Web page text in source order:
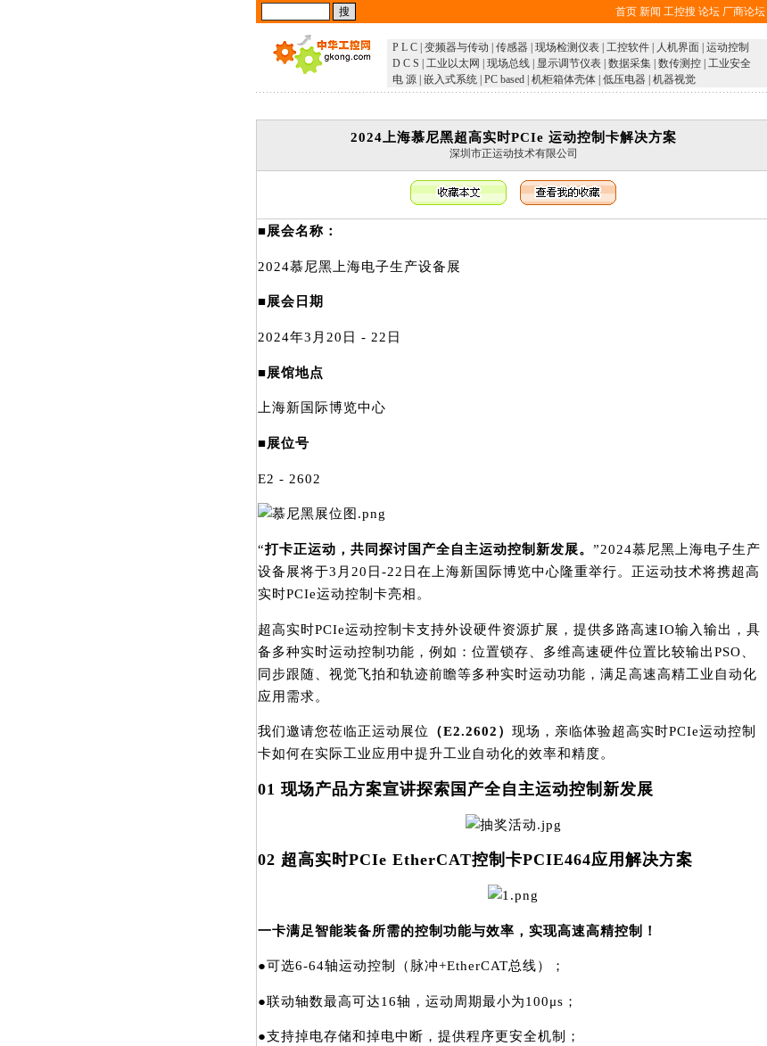
首页 新闻 工控搜 论坛 厂商论坛
P L C 变频器与传动 传感器 现场检测仪表 工控软件 人机界面 运动控制
D C S
工业以太网 现场总线 显示调节仪表 数据采集 数传测控 工业安全
电 源 嵌入式系统 PC based 机柜箱体壳体 低压电器 机器视觉
2024上海慕尼黑超高实时PCIe 运动控制卡解决方案
深圳市正运动技术有限公司
■展会名称：
2024慕尼黑上海电子生产设备展
■展会日期
2024年3月20日 - 22日
■展馆地点
上海新国际博览中心
■展位号
E2 - 2602
“打卡正运动，共同探讨国产全自主运动控制新发展。 ”2024慕尼黑上海电子生产
设备展将于3月20日-22日在上海新国际博览中心隆重举行。正运动技术将携超高
实时PCIe运动控制卡亮相。
超高实时PCIe运动控制卡支持外设硬件资源扩展，提供多路高速IO输入输出，具
备多种实时运动控制功能，例如：位置锁存、多维高速硬件位置比较输出PSO、
同步跟随、视觉飞拍和轨迹前瞻等多种实时运动功能，满足高速高精工业自动化
应用需求。
我们邀请您莅临正运动展位 （E2.2602） 现场，亲临体验超高实时PCIe运动控制
卡如何在实际工业应用中提升工业自动化的效率和精度。
01 现场产品方案宣讲探索国产全自主运动控制新发展
02 超高实时PCIe EtherCAT控制卡PCIE464应用解决方案
一卡满足智能装备所需的控制功能与效率， 实现高速高精控制！
●可选6-64轴运动控制（脉冲+EtherCAT总线）；
●联动轴数最高可达16轴，运动周期最小为100μs；
●支持掉电存储和掉电中断，提供程序更安全机制；